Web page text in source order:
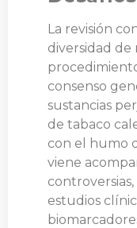
La revisión
diversidad de
consenso
sustancias
de tabaco
con el humo
viene
estudios